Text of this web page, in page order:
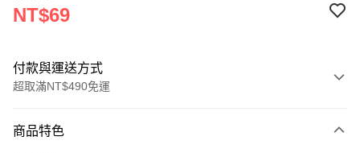
NT$69
付款與運送方式
超取滿NT$490免運
信用卡一次付款
商品特色